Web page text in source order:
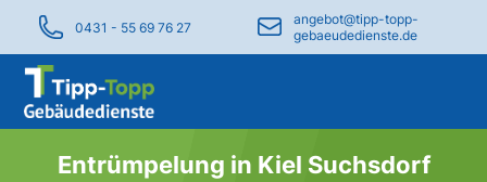
0431 - 55 69 76 27
angebot@tipp-topp-
gebaeudedienste.de
Entrümpelung in Kiel Suchsdorf